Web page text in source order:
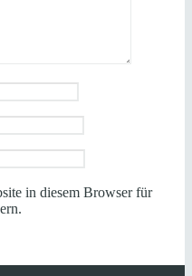
in diesem Browser für